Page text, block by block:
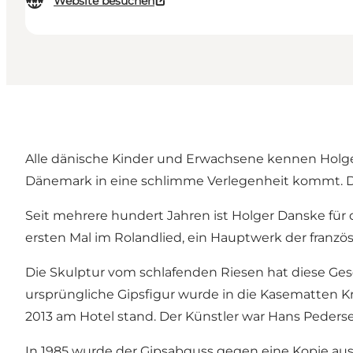
Alle dänische Kinder und Erwachsene kennen
Dänemark in eine schlimme Verlegenheit kommt.
Seit mehrere hundert Jahren ist Holger Danske
ersten Mal im Rolandlied, ein Hauptwerk der
Die Skulptur vom schlafenden Riesen hat diese
ursprüngliche Gipsfigur wurde in die Kasematten
2013 am Hotel stand. Der Künstler war Hans